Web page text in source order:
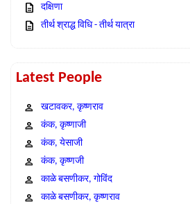
दक्षिणा
तीर्थ श्राद्ध विधि - तीर्थ यात्रा
Latest People
खटावकर, कृष्णराव
कंक, कृष्णाजी
कंक, येसाजी
कंक, कृष्णजी
काळे बसणीकर, गोविंद
काळे बसणीकर, कृष्णराव